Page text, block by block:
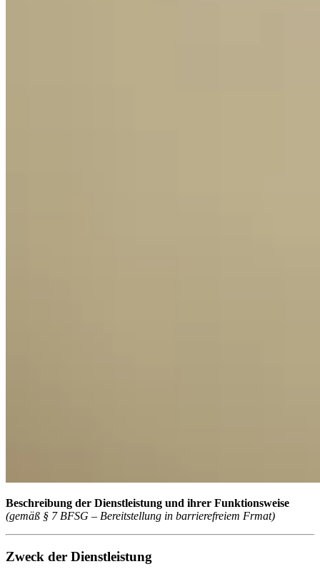
Beschreibung der Dienstleistung und ihrer Funktionsweise
(gemäß § 7 BFSG – Bereitstellung in barrierefreiem Frmat)
Zweck der Dienstleistung